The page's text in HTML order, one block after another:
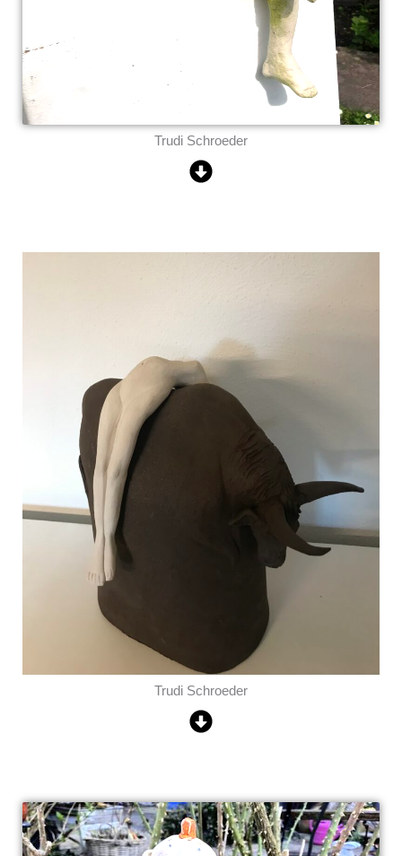
Trudi Schroeder
Trudi Schroeder